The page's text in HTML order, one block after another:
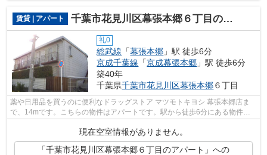
賃貸 | アパート 千葉市花見川区幕張本郷６丁目のアパート
礼0
総武線 「幕張本郷 」駅 徒歩6分
京成千葉線 「京成幕張本郷 」駅 徒歩6分
築40年
千葉県千葉市花見川区幕張本郷６丁目
薬や日用品を買うのに便利なドラッグストア マツモトキヨシ 幕張本郷店ま
で、14mです。こちらの物件はアパートです。駅から徒歩6分にある物件な
ので、電車利用が多い方にオススメです...
現在空室情報がありません。
「千葉市花見川区幕張本郷６丁目のアパート」への